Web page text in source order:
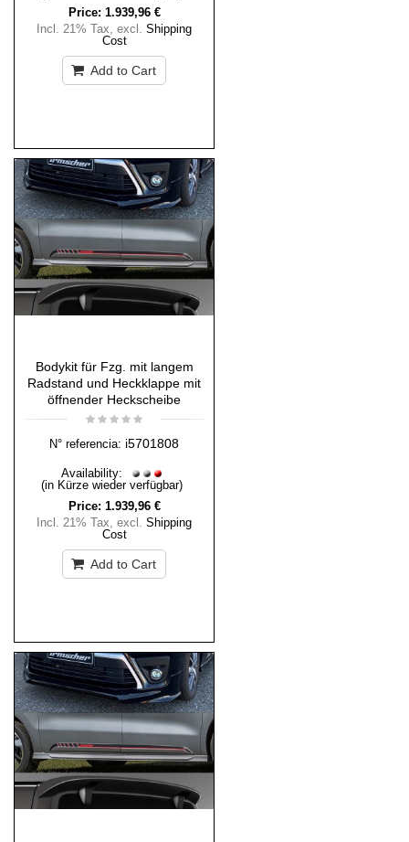
Price: 1.939,96 €
Incl. 21% Tax, excl. Shipping
Cost
Add to Cart
Bodykit für Fzg. mit langem
Radstand und Heckklappe mit
öffnender Heckscheibe
N° referencia: i5701808
Availability:
(in Kürze wieder verfügbar)
Price: 1.939,96 €
Incl. 21% Tax, excl. Shipping
Cost
Add to Cart